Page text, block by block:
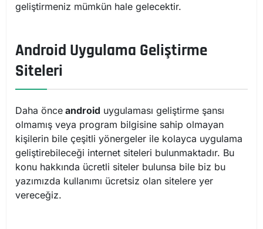
geliştirmeniz mümkün hale gelecektir.
Android Uygulama Geliştirme
Siteleri
Daha önce android uygulaması geliştirme şansı
olmamış veya program bilgisine sahip olmayan
kişilerin bile çeşitli yönergeler ile kolayca uygulama
geliştirebileceği internet siteleri bulunmaktadır. Bu
konu hakkında ücretli siteler bulunsa bile biz bu
yazımızda kullanımı ücretsiz olan sitelere yer
vereceğiz.